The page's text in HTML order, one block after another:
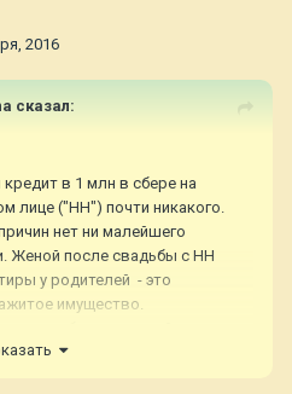
2016
сказал:
в 1 млн в сбере на
лице ("НН") почти никакого.
нет ни малейшего
Женой после свадьбы с НН
у родителей - это
имущество.
бы ссылок накидайте!